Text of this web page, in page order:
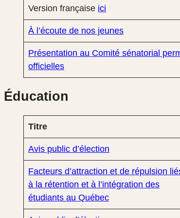
Version française ici
À l’écoute de nos jeunes
Présentation au Comité sénatorial
officielles
Éducation
Titre
Avis public d’élection
Facteurs d’attraction et de répulsion
à la rétention et à l’intégration des
étudiants au Québec